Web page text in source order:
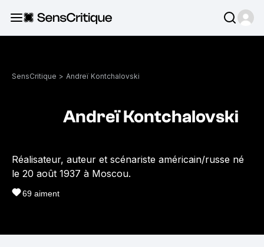
SensCritique > Andreï Kontchalovski
Andreï Kontchalovski
Réalisateur, auteur et scénariste américain/russe né
le 20 août 1937 à Moscou.
69 aiment